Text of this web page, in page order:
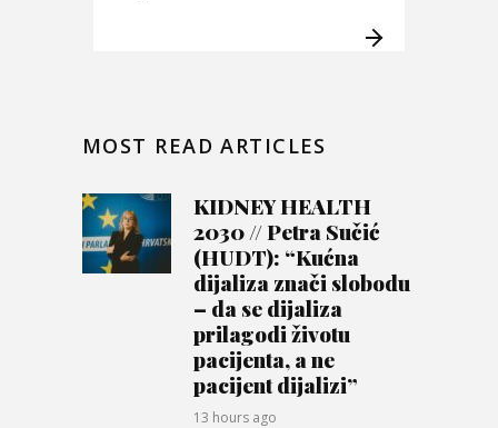
MOST READ ARTICLES
KIDNEY HEALTH
2030 // Petra Sučić
(HUDT): “Kućna
dijaliza znači slobodu
– da se dijaliza
prilagodi životu
pacijenta, a ne
pacijent dijalizi”
13 hours ago